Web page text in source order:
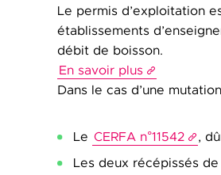
Le permis d’exploitation
établissements
débit de boisson.
En savoir plus
Dans le cas d’une
Le CERFA n°11542
,
Les deux récépissés